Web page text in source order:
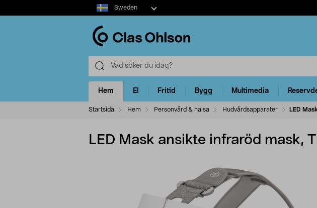
Select
market
Sweden
Hem El Fritid Bygg Multimedia
Startsida Hem Personvård & hälsa Hudvårdsapparater LED
LED Mask ansikte infraröd mask,